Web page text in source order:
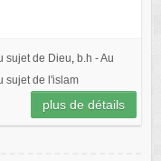
sujet de Dieu b.h - Au
sujet de l'islam
plus de détails